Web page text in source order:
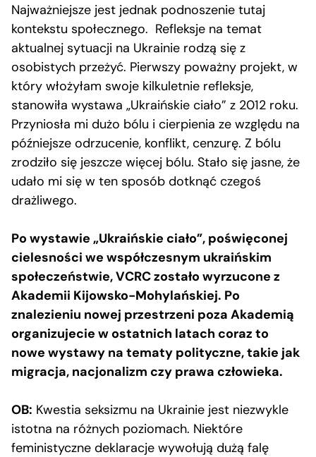
Najważniejsze jest jednak podnoszenie tutaj
kontekstu społecznego. Refleksje na temat
aktualnej sytuacji na Ukrainie rodzą się z
osobistych przeżyć. Pierwszy poważny projekt, w
który włożyłam swoje kilkuletnie refleksje,
stanowiła wystawa „Ukraińskie ciało” z 2012 roku.
Przyniosła mi dużo bólu i cierpienia ze względu na
późniejsze odrzucenie, konflikt, cenzurę. Z bólu
zrodziło się jeszcze więcej bólu. Stało się jasne, że
udało mi się w ten sposób dotknąć czegoś
drażliwego.
Po wystawie „Ukraińskie ciało”, poświęconej
cielesności we współczesnym ukraińskim
społeczeństwie, VCRC zostało wyrzucone z
Akademii Kijowsko-Mohylańskiej. Po
znalezieniu nowej przestrzeni poza Akademią
organizujecie w ostatnich latach coraz to
nowe wystawy na tematy polityczne, takie jak
migracja, nacjonalizm czy prawa człowieka.
OB: Kwestia seksizmu na Ukrainie jest niezwykle
istotna na różnych poziomach. Niektóre
feministyczne deklaracje wywołują dużą falę